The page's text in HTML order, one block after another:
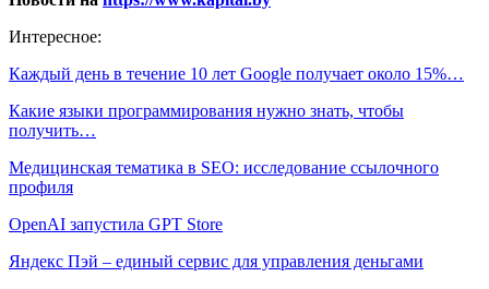
Интересное:
Каждый день в течение 10 лет Google получает около 15%…
Какие языки программирования нужно знать, чтобы
получить…
Медицинская тематика в SEO: исследование ссылочного
профиля
OpenAI запустила GPT Store
Яндекс Пэй – единый сервис для управления деньгами